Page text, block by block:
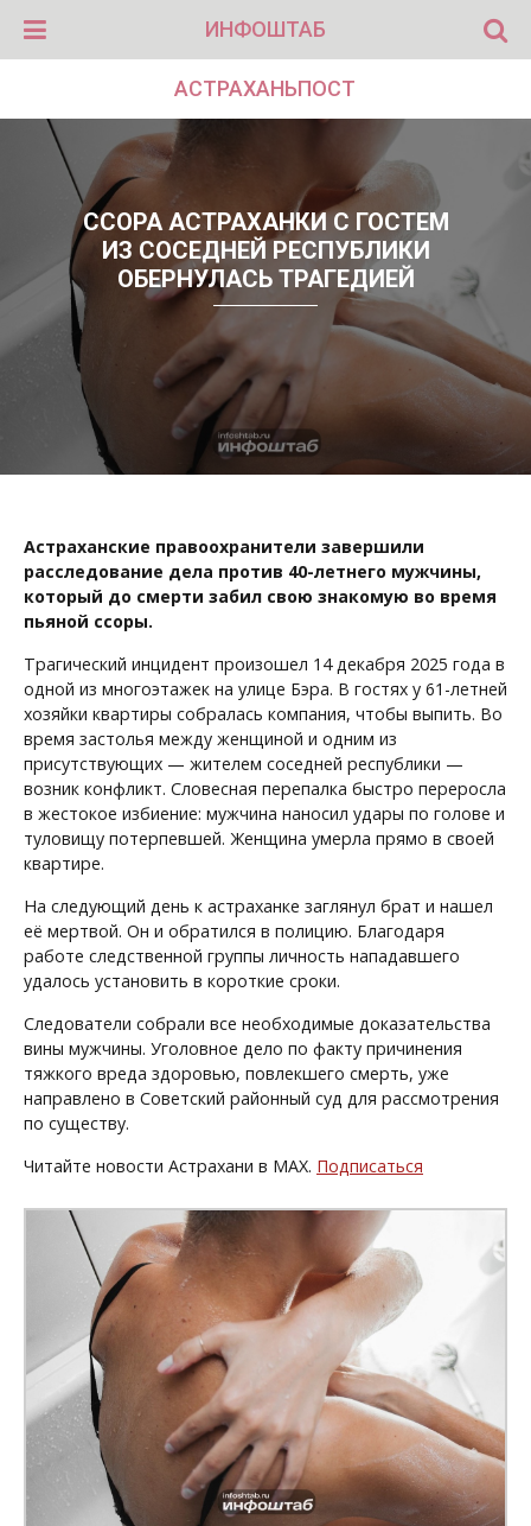
ИНФОШТАБ
АСТРАХАНЬПОСТ
ССОРА АСТРАХАНКИ С ГОСТЕМ
ИЗ СОСЕДНЕЙ РЕСПУБЛИКИ
ОБЕРНУЛАСЬ ТРАГЕДИЕЙ
Астраханские правоохранители завершили
расследование дела против 40-летнего мужчины,
который до смерти забил свою знакомую во время
пьяной ссоры.
Трагический инцидент произошел 14 декабря 2025 года в
одной из многоэтажек на улице Бэра. В гостях у 61-летней
хозяйки квартиры собралась компания, чтобы выпить. Во
время застолья между женщиной и одним из
присутствующих — жителем соседней республики —
возник конфликт. Словесная перепалка быстро переросла
в жестокое избиение: мужчина наносил удары по голове и
туловищу потерпевшей. Женщина умерла прямо в своей
квартире.
На следующий день к астраханке заглянул брат и нашел
её мертвой. Он и обратился в полицию. Благодаря
работе следственной группы личность нападавшего
удалось установить в короткие сроки.
Следователи собрали все необходимые доказательства
вины мужчины. Уголовное дело по факту причинения
тяжкого вреда здоровью, повлекшего смерть, уже
направлено в Советский районный суд для рассмотрения
по существу.
Читайте новости Астрахани в MAX. Подписаться